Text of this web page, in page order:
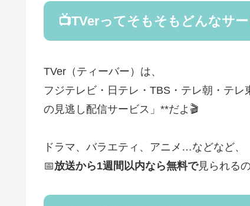
📺TVerってそもそもどんなサー
TVer（ティーバー）は、
フジテレビ・日テレ・TBS・テレ朝・テ
の見逃し配信サービス」**だよ🎬
ドラマ、バラエティ、アニメ…などなど、
📅放送から1週間以内なら無料で見られる